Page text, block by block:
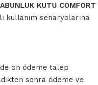
KUTU COMFORT
kullanım senaryolarına
ön ödeme talep
sonra ödeme ve